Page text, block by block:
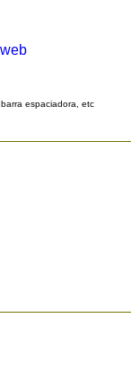
espaciadora, etc